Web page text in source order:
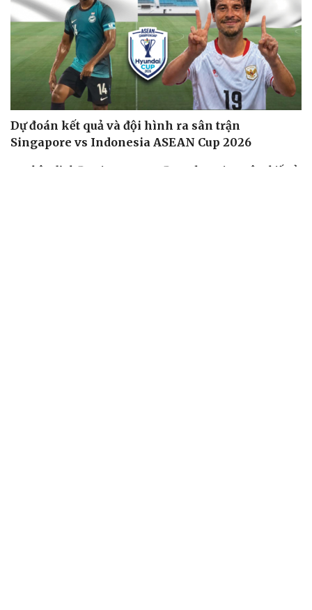
Dự đoán kết quả và đội hình ra sân trận
Singapore vs Indonesia ASEAN Cup 2026
Nhận định ĐT Singapore vs ĐT Indonesia: Cuộc chiến ở